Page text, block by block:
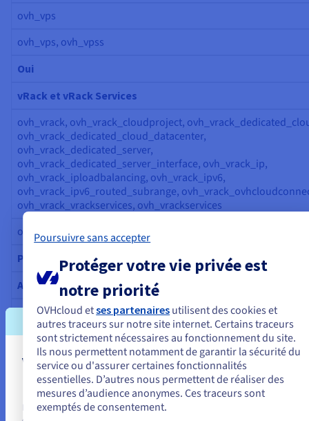
ovh_vps
ovh_vps, ovh_vpss
Oui
vRack et vRack Services
ovh_vrack, ovh_vrack_cloudproject,
ovh_vrack_dedicated_cloud_datacenter,
ovh_vrack_dedicated_server,
ovh_vrack_dedicated_server_interface, ovh_vrack_ip,
ovh_vrack_iploadbalancing, ovh_vrack_ipv6,
ovh_vrack_ipv6_routed_subrange,
ovh_vrack_vrackservices, ovh_vrackservices
ovh_vracks, ovh_vrackservices, ovh_vrackservicess
Partiel
Adresses IP (service, reverse, transfert, pare-feu,
ovh_ip_firewall, ovh_ip_firewall_rule, ovh_ip_mitigation,
ovh_ip_move, ovh_ip_reverse, ovh_ip_service
ovh_ip_firewall, ovh_ip_firewall_rule, ovh_ip_mitigation,
ovh_ip_service
Partiel
Vous semblez être localisé en États-
Unis.
Pour commander, rendez-vous sur le site de votre pays (États-Unis) et
Poursuivre sans accepter
Protéger votre vie privée est
notre priorité
OVHcloud etses partenaires utilisent des cookies et
autres traceurs sur notre site internet. Certains traceurs
sont strictement nécessaires au fonctionnement du site.
Ils nous permettent notamment de garantir la sécurité du
service ou d'assurer certaines fonctionnalités
essentielles. D’autres nous permettent de réaliser des
mesures d’audience anonymes. Ces traceurs sont
exemptés de consentement.